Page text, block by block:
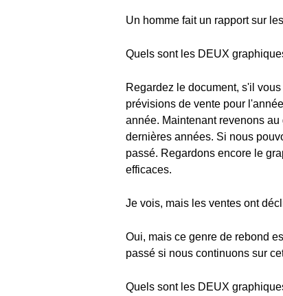
Un homme fait un rapport sur
Quels sont les DEUX
Regardez le document, s'il
prévisions de vente pour
année. Maintenant revenons
dernières années. Si nous
passé. Regardons encore le
efficaces.
Je vois, mais les ventes ont
Oui, mais ce genre de rebond
passé si nous continuons sur
Quels sont les DEUX